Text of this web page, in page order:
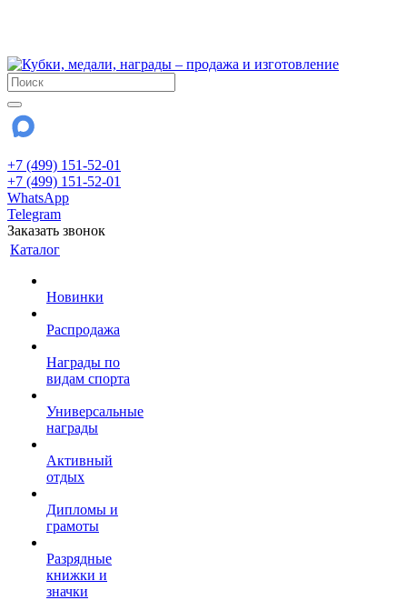
+7 (499) 151-52-01
+7 (499) 151-52-01
WhatsApp
Telegram
Заказать звонок
Каталог
Новинки
Распродажа
Награды по
видам спорта
Универсальные
награды
Активный
отдых
Дипломы и
грамоты
Разрядные
книжки и
значки